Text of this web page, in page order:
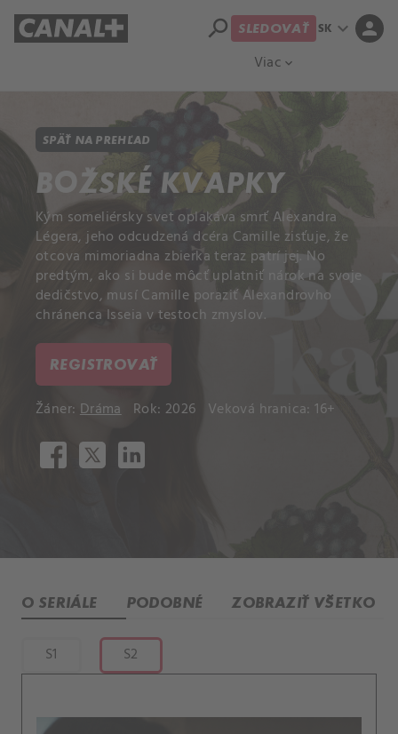
Viac expand_more
search SLEDOVAŤ SK expand_more person
SPÄŤ NA PREHĽAD
BOŽSKÉ KVAPKY
Kým someliérsky svet oplakáva smrť Alexandra
Légera, jeho odcudzená dcéra Camille zisťuje, že
otcova mimoriadna zbierka teraz patrí jej. No
predtým, ako si bude môcť uplatniť nárok na svoje
dedičstvo, musí Camille poraziť Alexandrovho
chránenca Isseia v testoch zmyslov.
REGISTROVAŤ
Žáner: Dráma Rok: 2026 Veková hranica: 16+
O SERIÁLE PODOBNÉ ZOBRAZIŤ VŠETKO
S1 S2